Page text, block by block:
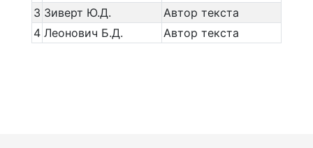
3 Зиверт Ю.Д.
Автор текста
4 Леонович Б.Д. Автор текста